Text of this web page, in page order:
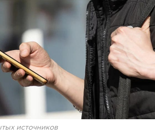
источников